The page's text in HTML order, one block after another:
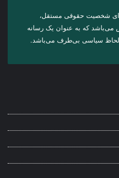
شخصیت حقوقی مستقل،
که به عنوان یک رسانه
لحاظ سیاسی بی‌طرف می‌باشد.